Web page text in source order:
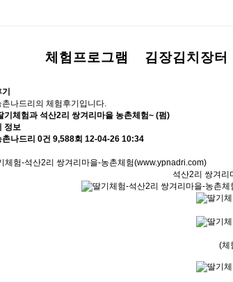
체험프로그램 김장김치장터
촌나드리의 체험후기입니다.
기체험과 석산2리 쌍겨리마을 농촌체험~ (펌)
정보
나드리 0건 9,588회 12-04-26 10:34
석산2리 쌍겨리
(체